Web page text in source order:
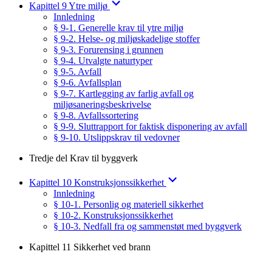
Kapittel 9 Ytre miljø
Innledning
§ 9-1. Generelle krav til ytre miljø
§ 9-2. Helse- og miljøskadelige stoffer
§ 9-3. Forurensing i grunnen
§ 9-4. Utvalgte naturtyper
§ 9-5. Avfall
§ 9-6. Avfallsplan
§ 9-7. Kartlegging av farlig avfall og
miljøsaneringsbeskrivelse
§ 9-8. Avfallssortering
§ 9-9. Sluttrapport for faktisk disponering av avfall
§ 9-10. Utslippskrav til vedovner
Tredje del Krav til byggverk
Kapittel 10 Konstruksjonssikkerhet
Innledning
§ 10-1. Personlig og materiell sikkerhet
§ 10-2. Konstruksjonssikkerhet
§ 10-3. Nedfall fra og sammenstøt med byggverk
Kapittel 11 Sikkerhet ved brann